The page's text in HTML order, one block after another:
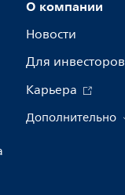
О компании
Новости
Для инвесторов
Карьера
Дополнительно